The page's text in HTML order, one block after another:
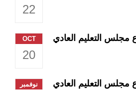
22
OCT
20
مجلس التعليم العادي
نوفمبر مجلس التعليم العادي